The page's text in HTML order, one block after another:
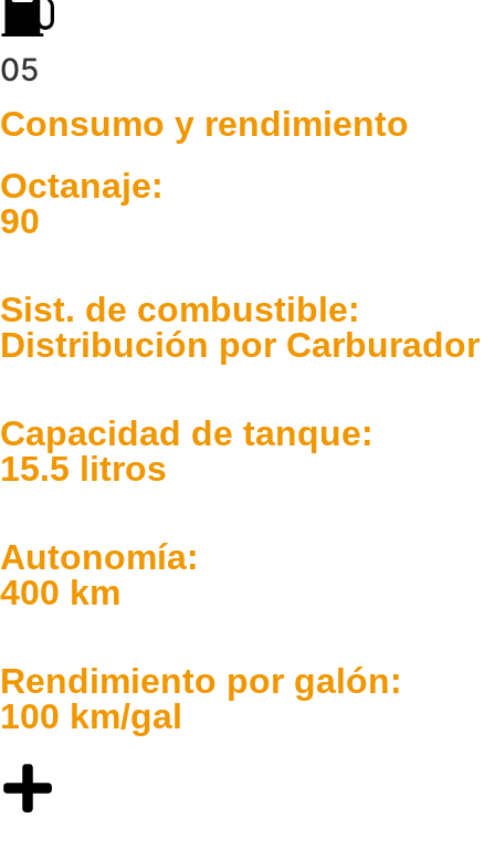
05
Consumo y rendimiento
Octanaje:
90
Sist. de combustible:
Distribución por Carburador
Capacidad de tanque:
15.5 litros
Autonomía:
400 km
Rendimiento por galón:
100 km/gal